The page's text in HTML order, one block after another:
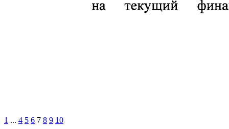
1 ... 4 5 6 7 8 9 10